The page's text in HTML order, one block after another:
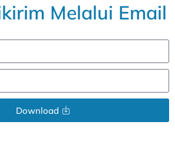
Melalui Email
Download